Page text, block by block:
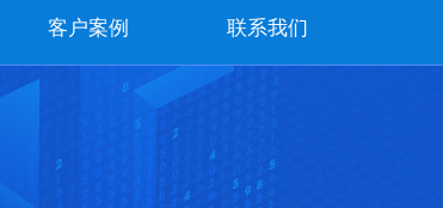
客户案例 联系我们